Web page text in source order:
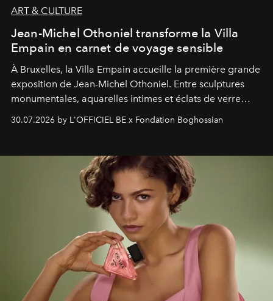
ART & CULTURE
Jean-Michel Othoniel transforme la Villa
Empain en carnet de voyage sensible
À Bruxelles, la Villa Empain accueille la première grande
exposition de Jean-Michel Othoniel. Entre sculptures
monumentales, aquarelles intimes et éclats de verre
soufflé, l’artiste français compose un itinéraire
émotionnel où chaque œuvre devient le souvenir
émerveillement.
30.07.2026 by L'OFFICIEL BE x Fondation Boghossian